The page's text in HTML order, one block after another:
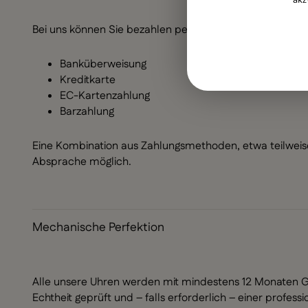
Bei uns können Sie bezahlen per:
Banküberweisung
Kreditkarte
EC-Kartenzahlung
Barzahlung
Eine Kombination aus Zahlungsmethoden, etwa
Absprache möglich.
Mechanische Perfektion
Alle unsere Uhren werden mit mindestens 12 Monaten
Echtheit geprüft und – falls erforderlich – einer